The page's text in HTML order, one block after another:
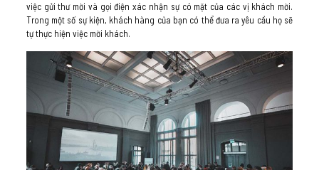
việc gửi thư mời và gọi điện xác nhận sự có mặt của các vị khách mời.
Trong một số sự kiện, khách hàng của bạn có thể đưa ra yêu cầu họ sẽ
tự thực hiện việc mời khách.